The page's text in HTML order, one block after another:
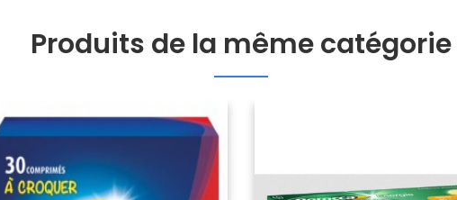
Produits de la même catégorie